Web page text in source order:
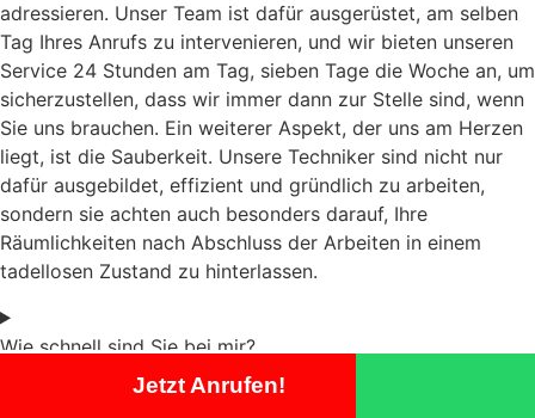
adressieren. Unser Team ist dafür ausgerüstet, am selben
Tag Ihres Anrufs zu intervenieren, und wir bieten unseren
Service 24 Stunden am Tag, sieben Tage die Woche an, um
sicherzustellen, dass wir immer dann zur Stelle sind, wenn
Sie uns brauchen. Ein weiterer Aspekt, der uns am Herzen
liegt, ist die Sauberkeit. Unsere Techniker sind nicht nur
dafür ausgebildet, effizient und gründlich zu arbeiten,
sondern sie achten auch besonders darauf, Ihre
Räumlichkeiten nach Abschluss der Arbeiten in einem
tadellosen Zustand zu hinterlassen.
Wie schnell sind Sie bei mir?
Jetzt Anrufen!